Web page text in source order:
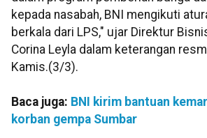
kepada nasabah, BNI mengikuti
berkala dari LPS," ujar Direktur
Corina Leyla dalam keterangan
Kamis.(3/3).
Baca juga: BNI kirim bantuan
korban gempa Sumbar